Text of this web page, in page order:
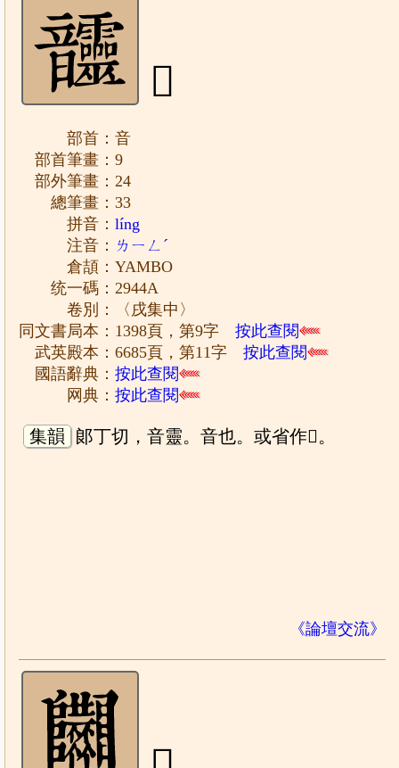
𩑊
部首：音
部首筆畫：9
部外筆畫：24
總筆畫：33
拼音：líng
注音： ㄌㄧㄥˊ
倉頡：YAMBO
统一碼：2944A
卷別：〈戌集中〉
同文書局本：1398頁，第9字按此查閱
武英殿本：6685頁，第11字按此查閱
國語辭典：按此查閱
网典：按此查閱
集韻 郞丁切，音靈。音也。或省作𩇄。
《論壇交流》